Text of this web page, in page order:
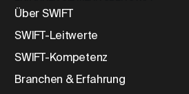
Über SWIFT
SWIFT-Leitwerte
SWIFT-Kompetenz
Branchen & Erfahrung